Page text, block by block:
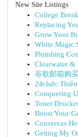
New Site Listings
College
Replacing
Grow Your
White Magic
Plumbing
Clearwater &
谷歌邮箱购
24club:
Conquering
Toner
Boost Your
Conservas
Getting My